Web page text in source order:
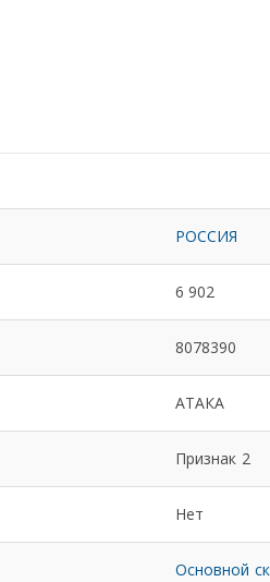
РОССИЯ
6 902
8078390
АТАКА
Признак 2
Нет
Основной